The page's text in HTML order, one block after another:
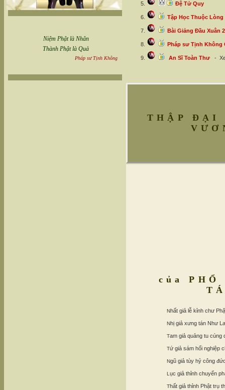
Niệm Phật là Nhân
Thành Phật là Quả
Pháp sư Tịnh Không
Đệ Tử Quy
Tập Học Thuộc
Bài Giảng Đầu Xuân
Pháp sư Tịnh Không
An Sĩ Toàn Thư-
THẬP ĐẠI
của PHỔ
Nhất giả lễ kỉnh chư
Nhị giả xưng tán Như
Tam giả quảng tu cúng
Tứ giả sám hối nghiệp
Ngũ giả tùy hỷ công
L ục giả thỉnh chuyển
Thất giả thỉnh Phật trụ